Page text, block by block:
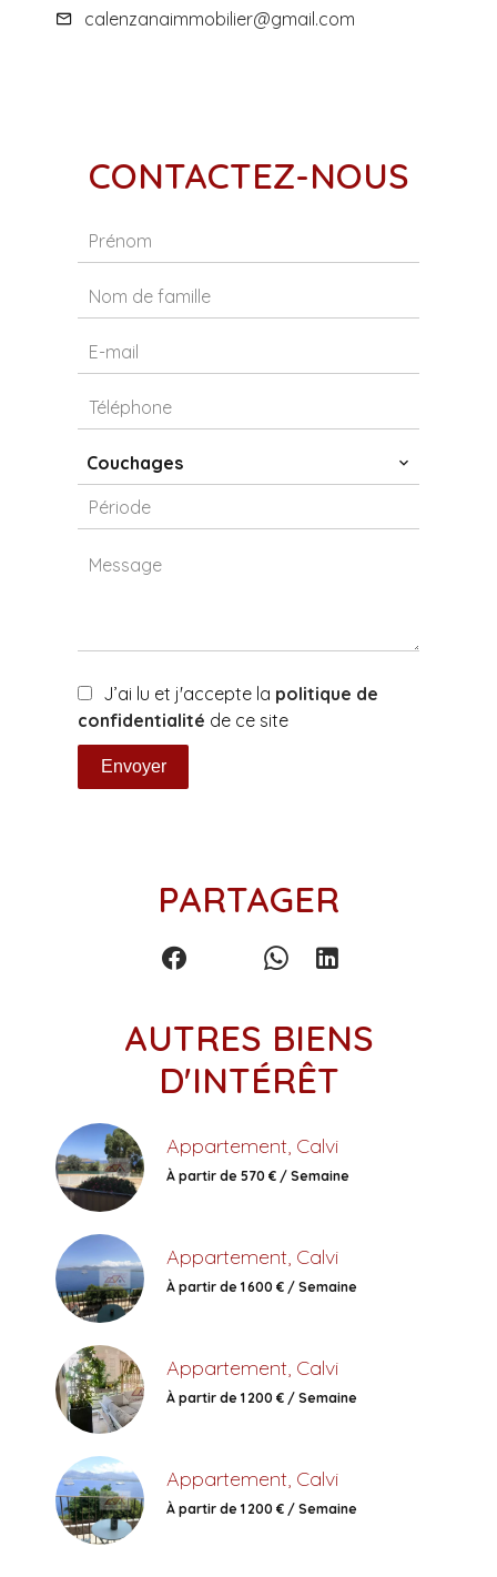
calenzanaimmobilier@gmail.com
CONTACTEZ-NOUS
Couchages
J’ai lu et j'accepte la politique de
confidentialité de ce site
Envoyer
PARTAGER
AUTRES BIENS
D'INTÉRÊT
Appartement, Calvi
À partir de 570 € / Semaine
Appartement, Calvi
À partir de 1 600 € / Semaine
Appartement, Calvi
À partir de 1 200 € / Semaine
Appartement, Calvi
À partir de 1 200 € / Semaine